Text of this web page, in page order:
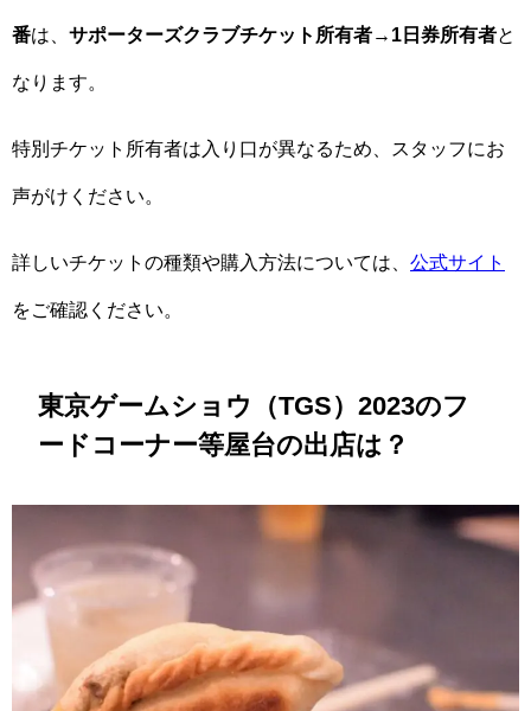
番は、 サポーターズクラブチケット所有者→1日券所有者と
なります。
特別チケット所有者は入り口が異なるため、スタッフにお
声がけください。
詳しいチケットの種類や購入方法については、 公式サイト
をご確認ください。
東京ゲームショウ（TGS）2023のフ
ードコーナー等屋台の出店は？